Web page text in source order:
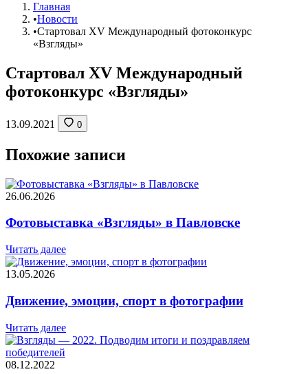
Главная
•Новости
•Стартовал XV Международный фотоконкурс
«Взгляды»
Стартовал XV Международный
фотоконкурс «Взгляды»
13.09.2021 0
Похожие записи
26.06.2026
Фотовыставка «Взгляды» в Павловске
Читать далее
13.05.2026
Движение, эмоции, спорт в фотографии
Читать далее
08.12.2022